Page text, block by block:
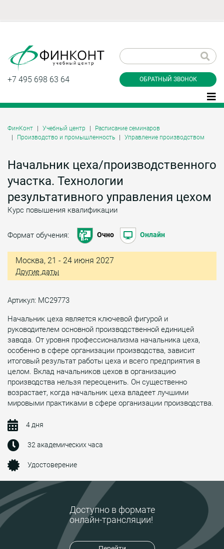
+7 495 698 63 64 ОБРАТНЫЙ ЗВОНОК
Доступно в формате
онлайн-трансляции!
ФинКонт Учебный центр
Расписание семинаров
Производство и промышленность
Управление производством
Начальник цеха/производственного
участка. Технологии
результативного управления цехом
Курс повышения квалификации
Формат обучения: Очно Онлайн
Москва, 21 - 24 июня 2027
Другие даты
Артикул: МС29773
Начальник цеха является ключевой фигурой и
руководителем основной производственной единицей
завода. От уровня профессионализма начальника цеха,
особенно в сфере организации производства, зависит
итоговый результат работы цеха и всего предприятия в
целом. Вклад начальников цехов в организацию
производства нельзя переоценить. Он существенно
возрастает, когда начальник цеха владеет лучшими
мировыми практиками в сфере организации производства.
4 дня
32 академических часа
Удостоверение
звонок
Даю согласие на обработку персональных
конфиденциальности
Заказать